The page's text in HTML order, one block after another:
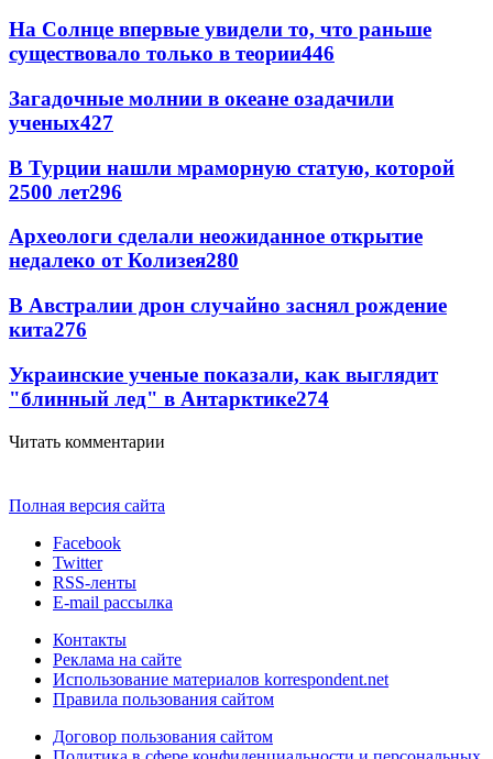
На Солнце впервые увидели то, что раньше
существовало только в теории446
Загадочные молнии в океане озадачили
ученых427
В Турции нашли мраморную статую, которой
2500 лет296
Археологи сделали неожиданное открытие
недалеко от Колизея280
В Австралии дрон случайно заснял рождение
кита276
Украинские ученые показали, как выглядит
"блинный лед" в Антарктике274
Читать комментарии
Полная версия сайта
Facebook
Twitter
RSS-ленты
E-mail рассылка
Контакты
Реклама на сайте
Использование материалов korrespondent.net
Правила пользования сайтом
Договор пользования сайтом